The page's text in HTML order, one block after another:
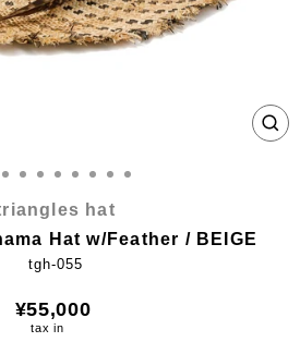
hat
Hat w/Feather / BEIGE
tgh-055
Regular
price
¥55,000
tax in